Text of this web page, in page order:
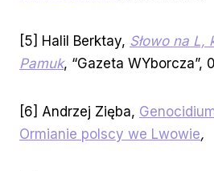
[5] Halil Berktay, Słowo na L,
Pamuk, “Gazeta WYborcza”,
[6] Andrzej Zięba,
Ormianie polscy we Lwowie,